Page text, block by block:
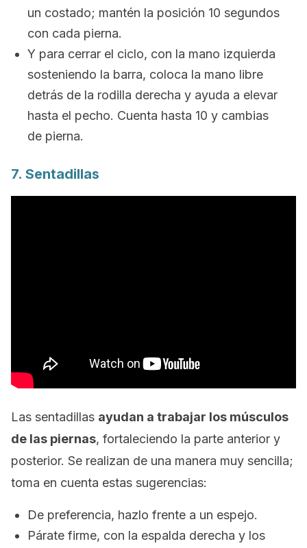
un costado; mantén la posición 10 segundos
con cada pierna.
Y para cerrar el ciclo, con la mano izquierda
sosteniendo la barra, coloca la mano libre
detrás de la rodilla derecha y ayuda a elevar
hasta el pecho. Cuenta hasta 10 y cambias
de pierna.
7. Sentadillas
Las sentadillas ayudan a trabajar los músculos
de las piernas, fortaleciendo la parte anterior y
posterior. Se realizan de una manera muy sencilla;
toma en cuenta estas sugerencias:
De preferencia, hazlo frente a un espejo.
Párate firme, con la espalda derecha y los